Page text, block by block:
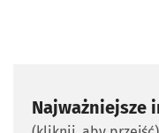
Najważniejsze